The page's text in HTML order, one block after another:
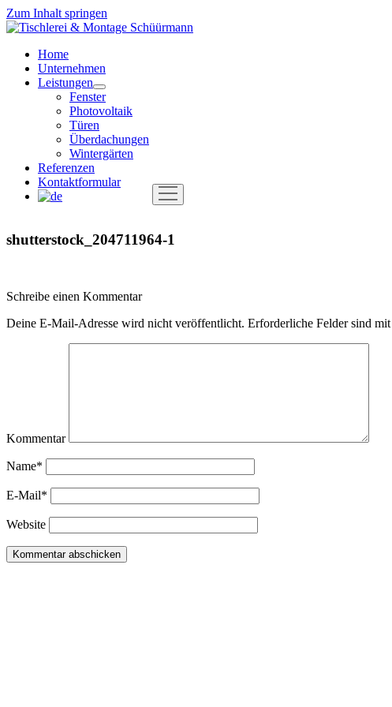
Zum Inhalt springen
Tischlerei
Montage
Schüürmann
Home
Unternehmen
Leistungen
Menü
öffnen
Fenster
Photovoltaik
Türen
Überdachungen
Wintergärten
Referenzen
Kontaktformular
Menü
öffnen
shutterstock_204711964-1
Schreibe einen Kommentar
Deine E-Mail-Adresse wird nicht veröffentlicht. Erforderliche Felder sind mit
Kommentar
Name*
E-Mail*
Website